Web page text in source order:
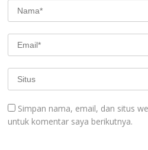
Simpan nama, email, dan situs
untuk komentar saya berikutnya.